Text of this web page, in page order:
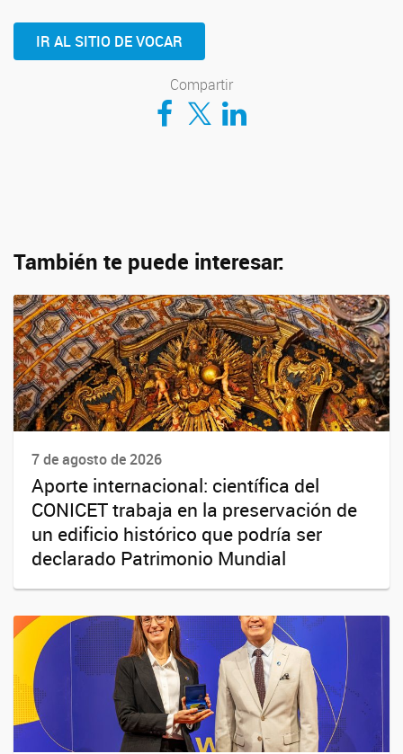
IR AL SITIO DE VOCAR
Compartir
Compartir en Facebook
Compartir en TwitterCompartir en LinkedIn
También te puede interesar:
7 de agosto de 2026
Aporte internacional: científica del
CONICET trabaja en la preservación de
un edificio histórico que podría ser
declarado Patrimonio Mundial